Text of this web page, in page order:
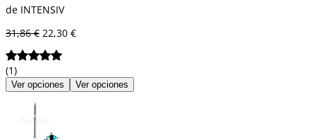
de INTENSIV
31,86 € 22,30 €
(1)
Ver opciones Ver opciones